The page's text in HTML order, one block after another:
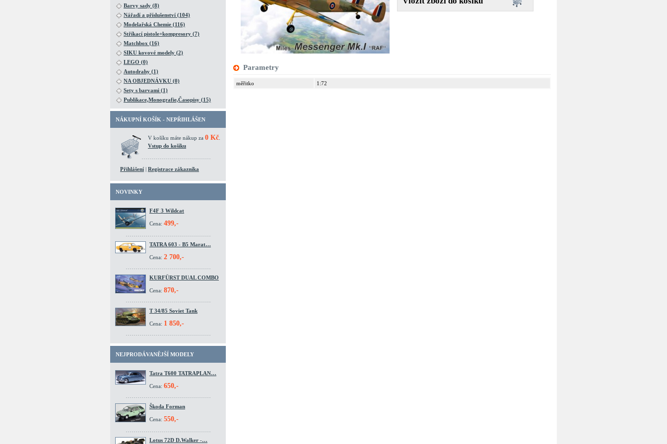
Barvy sady (8)
Nářadí a příslušenství (104)
Modelařská Chemie (116)
Stříkací pistole+kompresory (7)
Matchbox (16)
SIKU kovové modely (2)
LEGO (0)
Autodrahy (1)
NA OBJEDNÁVKU (0)
Sety s barvami (1)
Publikace,Monografie,Časopisy (15)
NÁKUPNÍ KOŠÍK - NEPŘIHLÁŠEN
V košíku máte nákup za 0 Kč
Vstup do košíku
Přihlášení | Registrace zákazníka
NOVINKY
F4F 3 Wildcat
Cena: 499,-
TATRA 603 - B5 Marat…
Cena: 2 700,-
KURFÜRST DUAL COMBO
Cena: 870,-
T 34/85 Soviet Tank
Cena: 1 850,-
NEJPRODÁVANĚJŠÍ MODELY
Tatra T600 TATRAPLAN…
Cena: 650,-
Škoda Forman
Cena: 550,-
Lotus 72D D.Walker -…
Parametry
měřitko 1:72